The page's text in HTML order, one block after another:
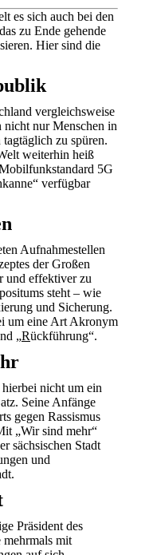
es sich auch bei den
zu Ende gehende
Hier sind die
vergleichsweise
nicht nur Menschen in
zu spüren.
weiterhin heiß
5G
verfügbar
Aufnahmestellen
der Großen
und effektiver zu
steht – wie
und Sicherung.
um eine Art Akronym
„Rückführung“.
hierbei nicht um ein
Seine Anfänge
gegen Rassismus
„Wir sind mehr“
sächsischen Stadt
und
Präsident des
mehrmals mit